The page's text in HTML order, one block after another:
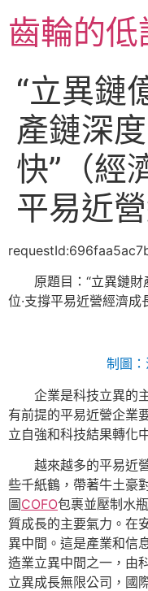
至
主齒輪的低
“立異鏈
產鏈深
快”（經
平易近
原題目：“立異鏈
位·支撐平易近營經濟成
制圖
企業是科技立異的
有前提的平易近營企業
立自強和科技結果轉化
越來越多的平易近
些千紙鶴，帶著牛土豪
圖COFO包裹並壓制水
質成長的主要氣力。在
異中間。這是產業和信
造業立異中間之一，由
立異成長無限公司，國